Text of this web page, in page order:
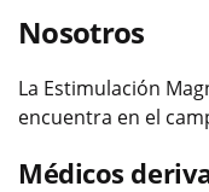
Nosotros
La Estimulación
encuentra en el
Médicos